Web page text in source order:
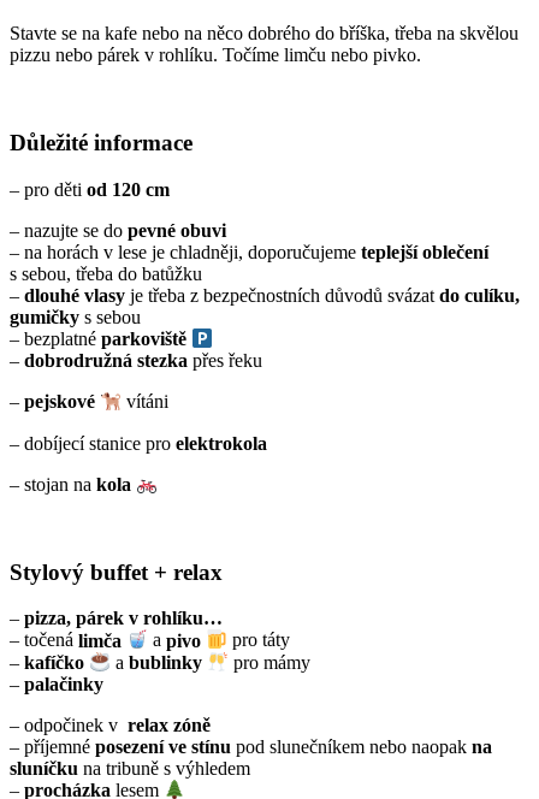
Stavte se na kafe nebo na něco dobrého do bříška, třeba na skvělou
pizzu nebo párek v rohlíku. Točíme limču nebo pivko.
Důležité informace
– pro děti od 120 cm
– nazujte se do pevné obuvi
– na horách v lese je chladněji, doporučujeme teplejší oblečení
s sebou, třeba do batůžku
– dlouhé vlasy je třeba z bezpečnostních důvodů svázat do culíku,
gumičky s sebou
– bezplatné parkoviště
– dobrodružná stezka přes řeku
– pejskové
vítáni
– dobíjecí stanice pro elektrokola
– stojan na kola
Stylový buffet + relax
– pizza, párek v rohlíku…
– točená limča apivo
pro táty
– kafíčko abublinky
pro mámy
– palačinky
– odpočinek v relax zóně
– příjemné posezení ve stínu pod slunečníkem nebo naopak na
sluníčku na tribuně s výhledem
– procházka lesem